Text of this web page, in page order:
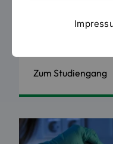
Zum Studiengang